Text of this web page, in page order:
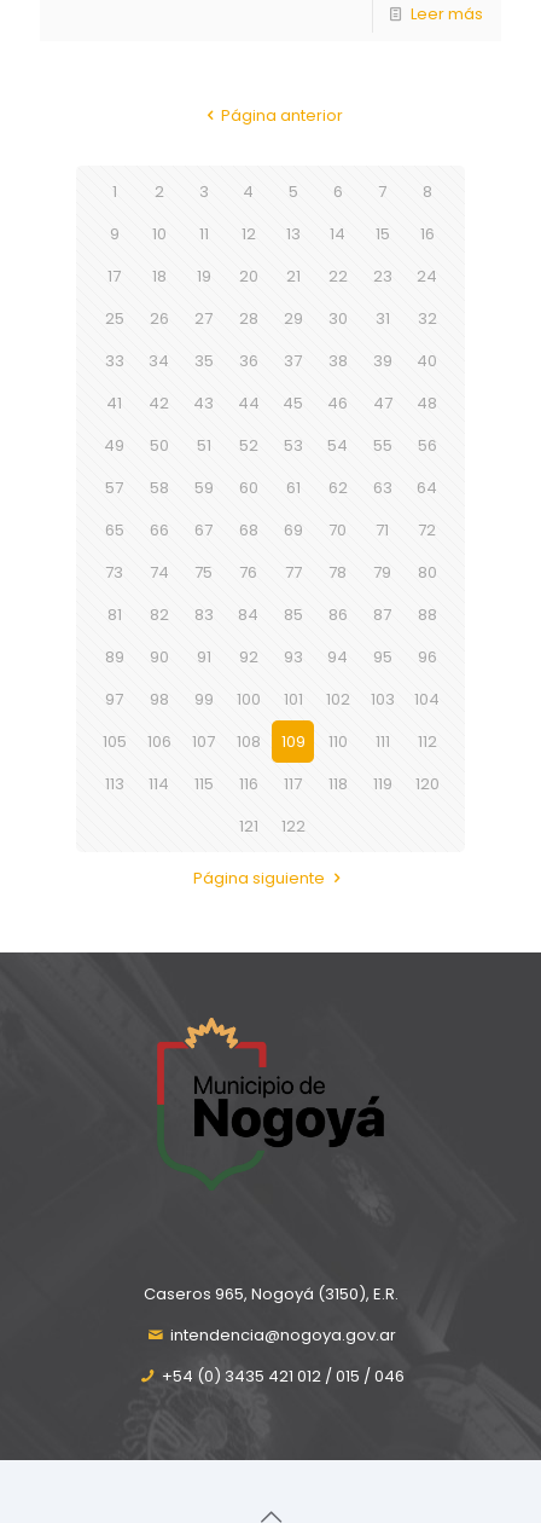
Leer más
Página anterior
1 2 3 4 5 6 7
8
9
10 11 12 13 14 15
16
17
18 19 20 21 22 23
24
25
26 27 28 29 30 31
32
33
34 35 36 37 38 39
40
41
42 43 44 45 46 47
48
49
50 51 52 53 54 55
56
57
58 59 60 61 62 63
64
65
66 67 68 69 70 71
72
73
74 75 76 77 78 79
80
81
82 83 84 85 86 87
88
89
90 91 92 93 94 95
96
97
98 99 100 101 102 103
104
105
106 107 108 109 110 111
112
113
114 115 116 117 118 119
120
121
122
Página siguiente
Caseros 965, Nogoyá (3150), E.R.
intendencia@nogoya.gov.ar
+54 (0) 3435 421 012 / 015 / 046